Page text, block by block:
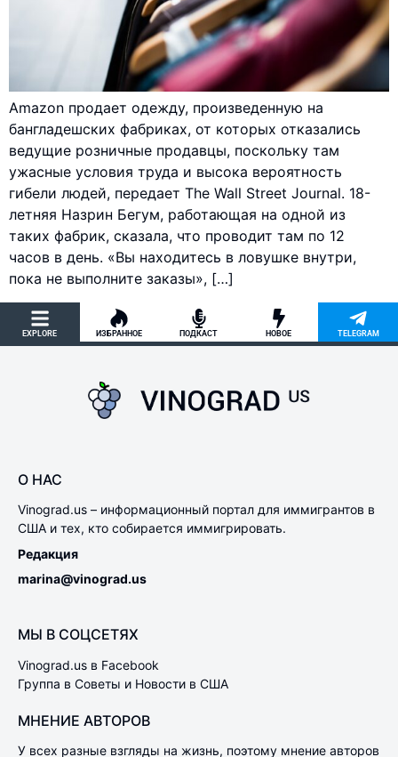
Amazon продает одежду, произведенную на
бангладешских фабриках, от которых отказались
ведущие розничные продавцы, поскольку там
ужасные условия труда и высока вероятность
гибели людей, передает The Wall Street Journal. 18-
летняя Назрин Бегум, работающая на одной из
таких фабрик, сказала, что проводит там по 12
часов в день. «Вы находитесь в ловушке внутри,
пока не выполните заказы», […]
EXPLORE ИЗБРАННОЕ ПОДКАСТ НОВОЕ TELEGRAM
О НАС
Vinograd.us – информационный портал для иммигрантов в
США и тех, кто собирается иммигрировать.
Редакция
marina@vinograd.us
МЫ В СОЦСЕТЯХ
Vinograd.us в Facebook
Группа в Советы и Новости в США
МНЕНИЕ АВТОРОВ
У всех разные взгляды на жизнь, поэтому мнение авторов